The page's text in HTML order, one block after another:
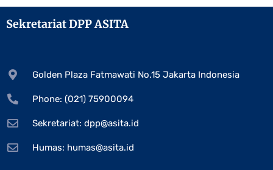
Sekretariat DPP ASITA
Golden Plaza Fatmawati No.15 Jakarta Indonesia
Phone: (021) 75900094
Sekretariat: dpp@asita.id
Humas: humas@asita.id